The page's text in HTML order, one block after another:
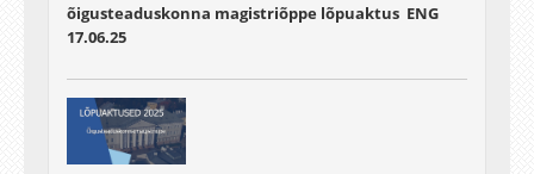
õigusteaduskonna magistriõppe lõpuaktus ENG
17.06.25